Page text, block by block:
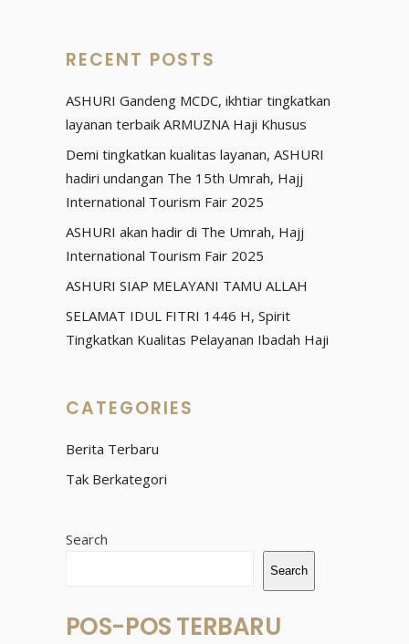
RECENT POSTS
ASHURI Gandeng MCDC, ikhtiar tingkatkan
layanan terbaik ARMUZNA Haji Khusus
Demi tingkatkan kualitas layanan, ASHURI
hadiri undangan The 15th Umrah, Hajj
International Tourism Fair 2025
ASHURI akan hadir di The Umrah, Hajj
International Tourism Fair 2025
ASHURI SIAP MELAYANI TAMU ALLAH
SELAMAT IDUL FITRI 1446 H, Spirit
Tingkatkan Kualitas Pelayanan Ibadah Haji
CATEGORIES
Berita Terbaru
Tak Berkategori
Search
Search
POS-POS TERBARU